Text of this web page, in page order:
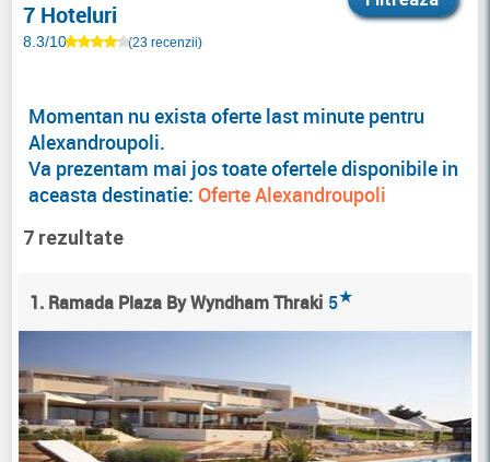
Momentan nu exista oferte last minute pentru
Alexandroupoli.
Va prezentam mai jos toate ofertele disponibile in
aceasta destinatie: Oferte Alexandroupoli
7 rezultate
1. Ramada Plaza By Wyndham Thraki 5★
7 Hoteluri
8.3/10 (23 recenzii)